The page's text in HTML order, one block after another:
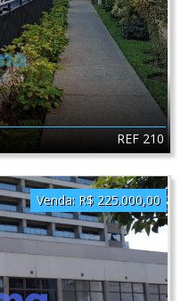
REF 210
Venda: R$ 225.000,00